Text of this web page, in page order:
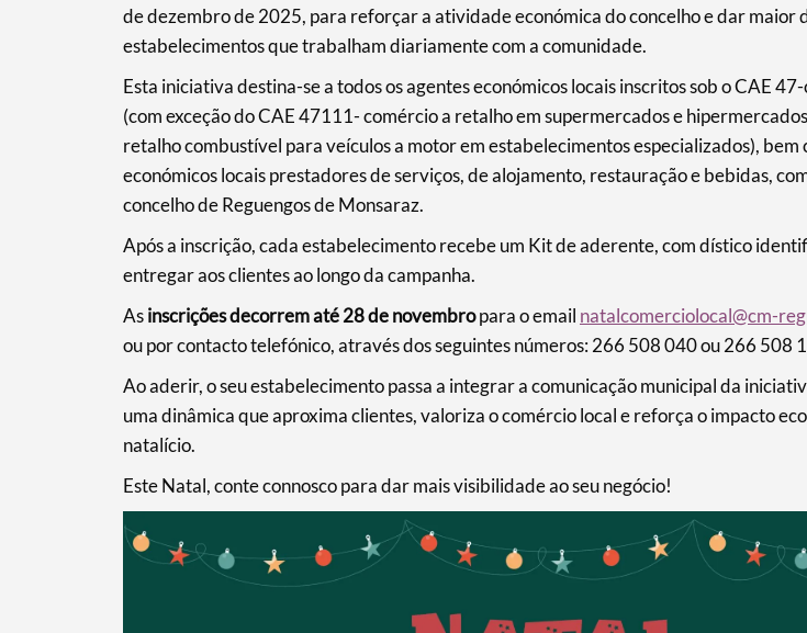
Termo de Pesquisa
Categorias gerais
de dezembro de 2025, para reforçar a atividade económica do concelho e dar maior
estabelecimentos que trabalham diariamente com a comunidade.
Esta iniciativa destina-se a todos os agentes económicos locais inscritos sob o CAE
(com exceção do CAE 47111- comércio a retalho em supermercados e
retalho combustível para veículos a motor em estabelecimentos especializados), bem
económicos locais prestadores de serviços, de alojamento, restauração e bebidas,
concelho de Reguengos de Monsaraz.
Após a inscrição, cada estabelecimento recebe um Kit de aderente, com dístico
entregar aos clientes ao longo da campanha.
Asinscrições decorrem até 28 de novembropara o email natalcomerciolocal@cm-
ou por contacto telefónico, através dos seguintes números: 266 508 040 ou 266 508
Ao aderir, o seu estabelecimento passa a integrar a comunicação municipal da
uma dinâmica que aproxima clientes, valoriza o comércio local e reforça o impacto
natalício.
Este Natal, conte connosco para dar mais visibilidade ao seu negócio!